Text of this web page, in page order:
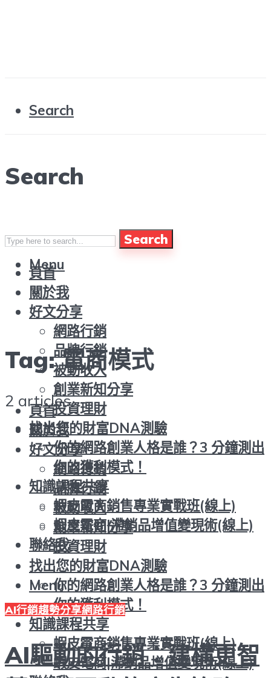
Search
Search
Search
頁首
關於我
好文分享
網路行銷
品牌行銷
被動收入
創業新知分享
投資理財
找出您的財富DNA測驗
你的網路創業人格是誰？3 分鐘測出
你的獲利模式！
知識課程共享
蝦皮電商銷售專業實戰班(線上)
蝦皮電商|滯銷品增值變現術(線上)
聯絡我
Menu
Menu
頁首
關於我
好文分享
網路行銷
品牌行銷
被動收入
創業新知分享
投資理財
找出您的財富DNA測驗
你的網路創業人格是誰？3 分鐘測出
你的獲利模式！
知識課程共享
蝦皮電商銷售專業實戰班(線上)
蝦皮電商|滯銷品增值變現術(線上)
Tag:電商模式
2 articles
AI行銷趨勢分享網路行銷
AI驅動的行銷：建構更智